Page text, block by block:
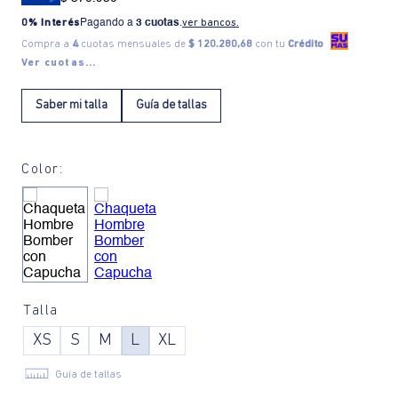
0% Interés Pagando a 3 cuotas.ver bancos.
Compra a 4cuotas mensuales de $ 120.280,68 con tu Crédito
Ver cuotas...
Saber mi talla Guía de tallas
Color:
Talla
XS S M L XL
Guía de tallas